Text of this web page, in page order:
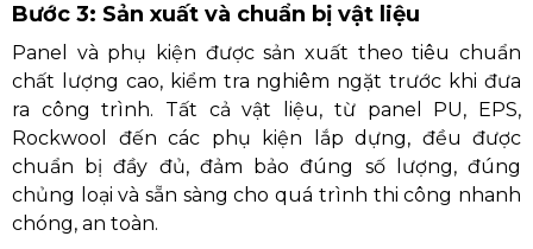
Bước 3: Sản xuất và chuẩn bị vật liệu
Panel và phụ kiện được sản xuất theo tiêu chuẩn
chất lượng cao, kiểm tra nghiêm ngặt trước khi đưa
ra công trình. Tất cả vật liệu, từ panel PU, EPS,
Rockwool đến các phụ kiện lắp dựng, đều được
chuẩn bị đầy đủ, đảm bảo đúng số lượng, đúng
chủng loại và sẵn sàng cho quá trình thi công nhanh
chóng, an toàn.